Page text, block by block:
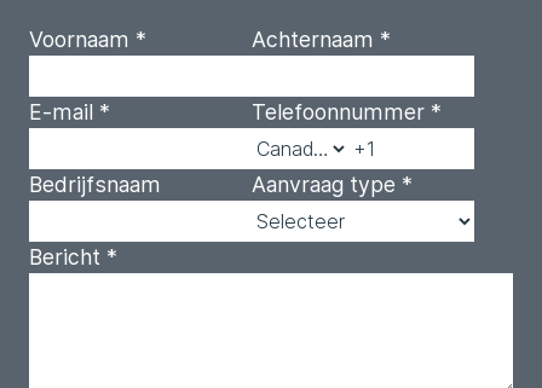
Voornaam * Achternaam *
E-mail * Telefoonnummer *
Bedrijfsnaam Aanvraag type *
Bericht *